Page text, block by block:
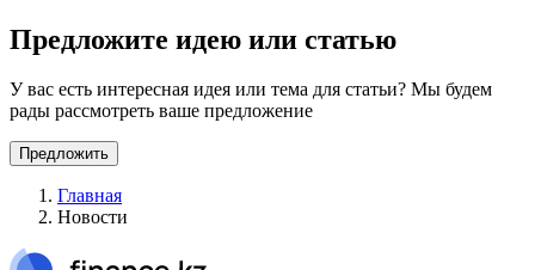
Предложите идею или статью
У вас есть интересная идея или тема для статьи? Мы будем
рады рассмотреть ваше предложение
Предложить
Главная
Новости